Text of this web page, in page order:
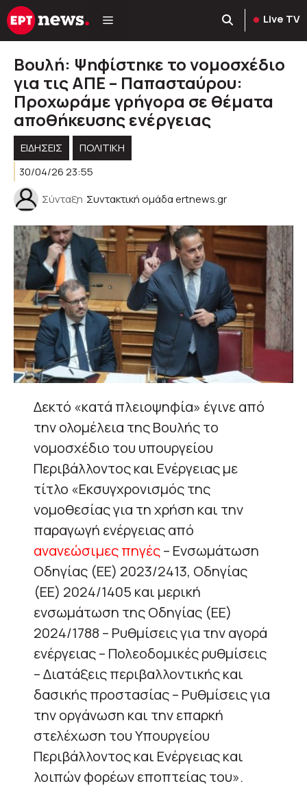
Μετάβαση
σε
Live TV
Βουλή: Ψηφίστηκε το νομοσχέδιο
για τις ΑΠΕ – Παπασταύρου:
Προχωράμε γρήγορα σε θέματα
αποθήκευσης ενέργειας
ΕΙΔΗΣΕΙΣ
ΠΟΛΙΤΙΚΉ
30/04/26 23:55
Σύνταξη Συντακτική ομάδα ertnews.gr
Δεκτό «κατά πλειοψηφία» έγινε από
την ολομέλεια της Βουλής το
νομοσχέδιο του υπουργείου
Περιβάλλοντος και Ενέργειας με
τίτλο «Εκσυγχρονισμός της
νομοθεσίας για τη χρήση και την
παραγωγή ενέργειας από
ανανεώσιμες πηγές– Ενσωμάτωση
Οδηγίας (ΕΕ) 2023/2413, Οδηγίας
(ΕΕ) 2024/1405 και μερική
ενσωμάτωση της Οδηγίας (ΕΕ)
2024/1788 – Ρυθμίσεις για την αγορά
ενέργειας – Πολεοδομικές ρυθμίσεις
– Διατάξεις περιβαλλοντικής και
δασικής προστασίας – Ρυθμίσεις για
την οργάνωση και την επαρκή
στελέχωση του Υπουργείου
Περιβάλλοντος και Ενέργειας και
λοιπών φορέων εποπτείας του».